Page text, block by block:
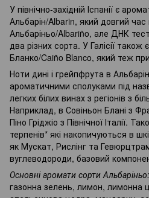
У північно-західній Іспанії є
Альбарін/Albarin, який довгий
Альбаріньо/Albariño, але ДНК
два різних сорта. У Галісії
Бланко/Caiño Blanco, який теж
Ноти дині і грейпфрута в
ароматичними сполуками під
легких білих винах з регіонів з
Наприклад, в Совіньон Блані з
Піно Гріджіо з Північної Італії.
терпенів* які накопичуються в
як Мускат, Рислінг та
вуглеводороди, базовий
Основні аромати сорти Альбаріньо:
газонна зелень, лимон, лимонна